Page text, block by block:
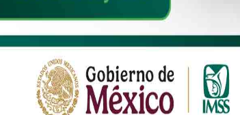
y Charly León.- Resistencia